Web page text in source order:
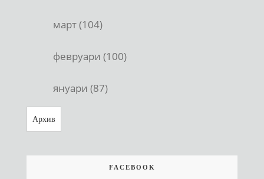
март (104)
февруари (100)
януари (87)
Архив
FACEBOOK